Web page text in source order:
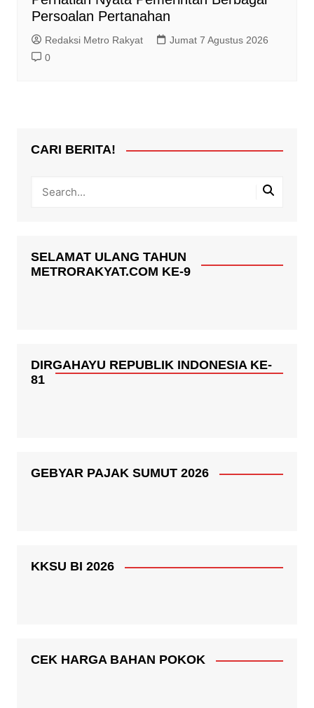
Persoalan Pertanahan
Redaksi Metro Rakyat
Jumat 7 Agustus 2026
0
CARI BERITA!
SELAMAT ULANG TAHUN
METRORAKYAT.COM KE-9
DIRGAHAYU REPUBLIK INDONESIA KE-
81
GEBYAR PAJAK SUMUT 2026
KKSU BI 2026
CEK HARGA BAHAN POKOK